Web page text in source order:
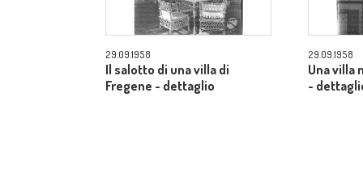
29.09.1958
Il salotto di una villa di
Fregene - dettaglio
29.09.1958
Una villa
-